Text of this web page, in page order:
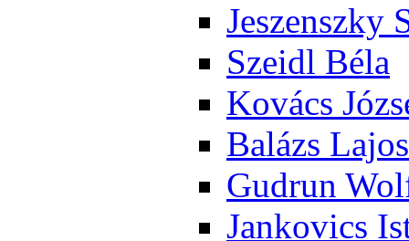
Je­szensz­ky
Szeidl Bé­la
Ko­vács
Ba­lázs La­jos
Gud­run
Jan­ko­vics